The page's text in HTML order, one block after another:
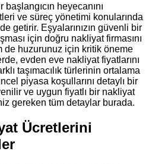
heyecanını
ve süreç yönetimi konularında
getirir. Eşyalarınızın güvenli bir
için doğru nakliyat firmasını
de huzurunuz için kritik öneme
evden eve nakliyat fiyatlarını
taşımacılık türlerinin ortalama
piyasa koşullarını detaylı bir
ve uygun fiyatlı bir nakliyat
gereken tüm detaylar burada.
Ücretlerini